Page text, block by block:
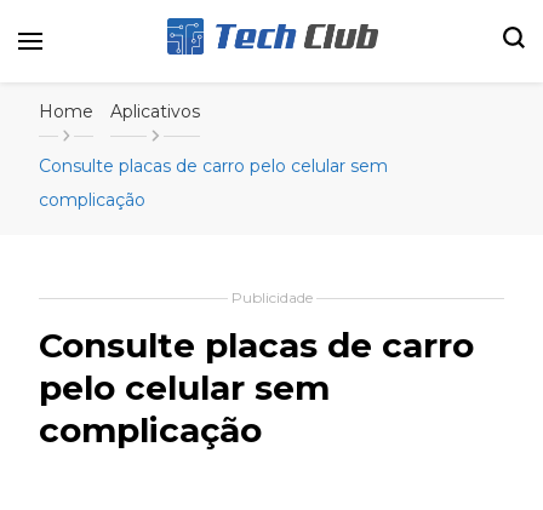
Canal Tech
Home
Aplicativos
Consulte placas de carro pelo celular sem
complicação
Publicidade
Consulte placas de carro
pelo celular sem
complicação